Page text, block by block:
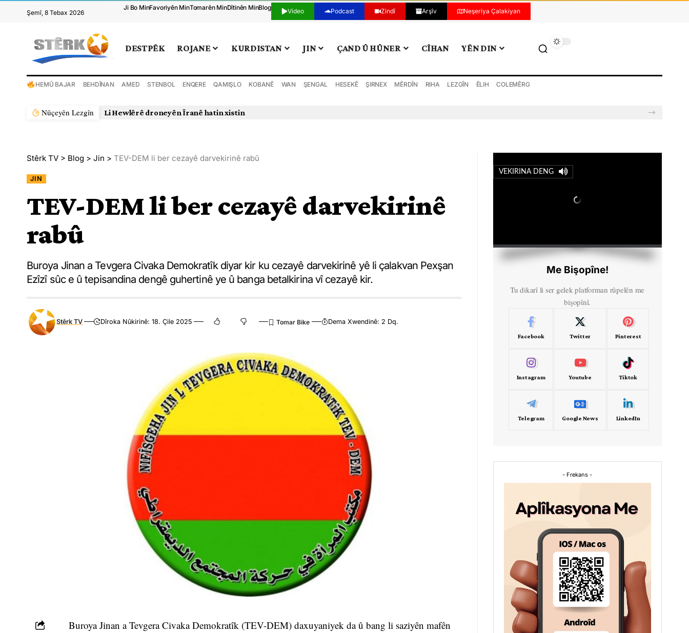
Şemî, 8 Tebax 2026
Ji Bo MinFavoriyên MinTomarên MinDîtinên MinBlog Video Podcast Zindî Arşîv Neşeriya Çalakiyan
DESTPÊK ROJANE KURDISTAN JIN ÇAND Û HÛNER CÎHAN YÊN DIN
HEMÛ BAJAR BEHDÎNAN AMED STENBOL ENQERE QAMIŞLO KOBANÊ WAN ŞENGAL HESEKÊ ŞIRNEX MÊRDÎN RIHA LEZGÎN ÊLIH COLEMÊRG
Nûçeyên Lezgîn Li Hewlêrê droneyên Îranê hatin xistin
Stêrk TV > Blog > Jin > TEV-DEM li ber cezayê darvekirinê rabû
JIN
TEV-DEM li ber cezayê darvekirinê
rabû
Buroya Jinan a Tevgera Civaka Demokratîk diyar kir ku cezayê darvekirinê yê li çalakvan Pexşan
Ezîzî sûc e û tepisandina dengê guhertinê ye û banga betalkirina vî cezayê kir.
Stêrk TV Dîroka Nûkirinê: 18. Çile 2025 Dema Xwendinê: 2 Dq.
Buroya Jinan a Tevgera Civaka Demokratîk (TEV-DEM) daxuyaniyek da û bang li saziyên mafên
VEKIRINA DENG
Me Bişopîne!
Tu dikarî li ser gelek platforman rûpelên me
bişopînî.
Facebook Twitter Pinterest
Instagram Youtube Tiktok
Telegram Google News LinkedIn
- Frekans -